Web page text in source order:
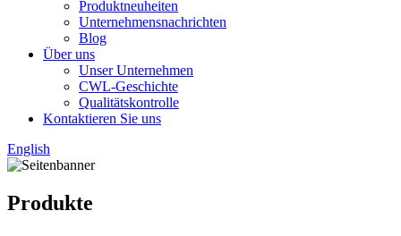
Produktneuheiten
Unternehmensnachrichten
Blog
Über uns
Unser Unternehmen
CWL-Geschichte
Qualitätskontrolle
Kontaktieren Sie uns
English
Produkte